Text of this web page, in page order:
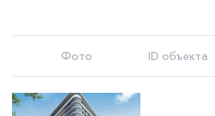
Фото ID объекта